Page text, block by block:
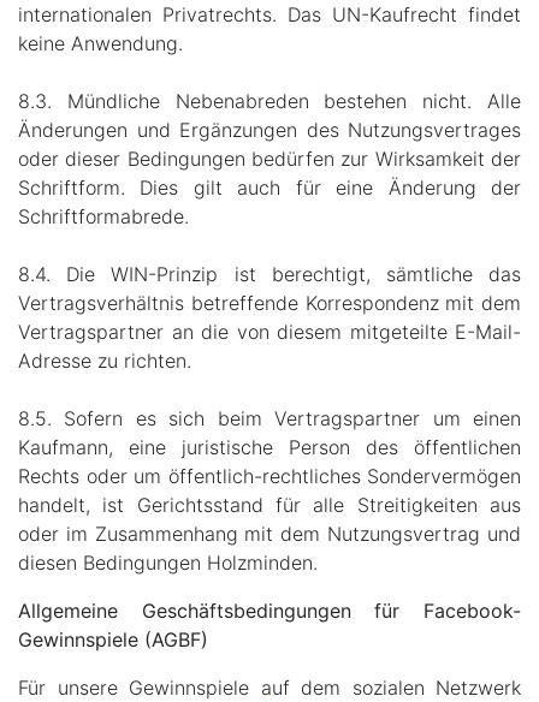
internationalen Privatrechts. Das UN-Kaufrecht findet
keine Anwendung.
8.3. Mündliche Nebenabreden bestehen nicht. Alle
Änderungen und Ergänzungen des Nutzungsvertrages
oder dieser Bedingungen bedürfen zur Wirksamkeit der
Schriftform. Dies gilt auch für eine Änderung der
Schriftformabrede.
8.4. Die WIN-Prinzip ist berechtigt, sämtliche das
Vertragsverhältnis betreffende Korrespondenz mit dem
Vertragspartner an die von diesem mitgeteilte E-Mail-
Adresse zu richten.
8.5. Sofern es sich beim Vertragspartner um einen
Kaufmann, eine juristische Person des öffentlichen
Rechts oder um öffentlich-rechtliches Sondervermögen
handelt, ist Gerichtsstand für alle Streitigkeiten aus
oder im Zusammenhang mit dem Nutzungsvertrag und
diesen Bedingungen Holzminden.
Allgemeine Geschäftsbedingungen für Facebook-
Gewinnspiele (AGBF)
Für unsere Gewinnspiele auf dem sozialen Netzwerk